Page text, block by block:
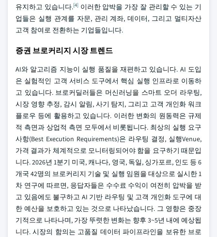
유지하고 있습니다.[4]이러한 압박을 가장 잘 관리할 수 있는 기
업들은 실행 관계를 자문, 관리 계좌, 데이터, 그리고 멀티자산
고객 참여로 전환하는 기업들입니다.
증권 브로커리지 시장 트렌드
AI와 알고리즘 지능이 실행 품질을 재편하고 있습니다. AI 도입
은 실험적인 고객 서비스 도구에서 핵심 실행 인프라로 이동하
고 있습니다. 브로커딜러들은 머신러닝을 스마트 오더 라우팅,
시장 영향 추정, 감시 알림, 사기 탐지, 그리고 고객 개인화 워크
플로우 등에 활용하고 있습니다. 이러한 변화의 원동력은 규제
적 측면과 상업적 측면 모두에서 비롯됩니다. 최상의 실행 요구
사항(Best Execution Requirements)은 라우팅 결정, 실행Venue,
가격 결과가 체계적으로 모니터링되어야 함을 요구하기 때문입
니다. 2026년 1분기 미국, 캐나다, 영국, 독일, 싱가포르, 인도 등 6
개국 42명의 브로커리지 기술 및 실행 임원을 대상으로 실시한 1
차 연구에 따르면, 응답자들은 수수료 수익이 여전히 압박을 받
고 있음에도 불구하고 AI 기반 라우팅 및 고객 개인화 도구에 대
한 예산을 보호하고 있는 것으로 나타났습니다. 그 영향은 중장
기적으로 나타나며, 가장 뚜렷한 변화는 향후 3~5년 내에 예상됩
니다. 시장의 함의는 고품질 데이터 파이프라인을 보유한 브로